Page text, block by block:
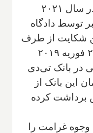
دسته‌جمعی برای اولین‌بار در سال ۲۰۲۱
و در ۷ دسامبر توسط دادگاه
شکایت از طرف
افرادی در کاناداست که از ۲ فوریه ۲۰۱۹
در بانک تی‌دی
این بانک از
برداشت کرده
غرامت را